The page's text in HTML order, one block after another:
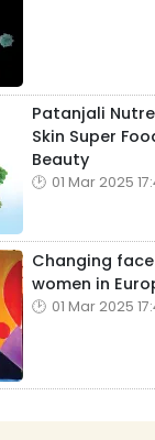
Patanjali
Skin Super
Beauty
01 Mar 2025
Changing
women in
01 Mar 2025